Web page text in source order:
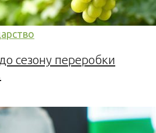
сезону переробки